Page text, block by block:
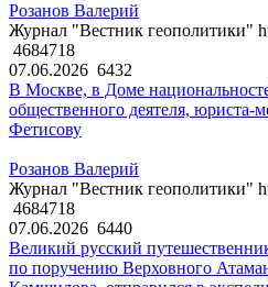
Розанов Валерий
Журнал "Вестник геополитики"
4684718
07.06.2026 6432
В Москве, в Доме
общественного деятеля,
Фетисову
Розанов Валерий
Журнал "Вестник геополитики"
4684718
07.06.2026 6440
Великий русский
по поручению Верховного